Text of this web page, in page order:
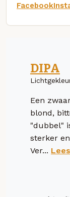
Facebook
DIPA
Een
blond,
"dubbel"
sterker
Ver...